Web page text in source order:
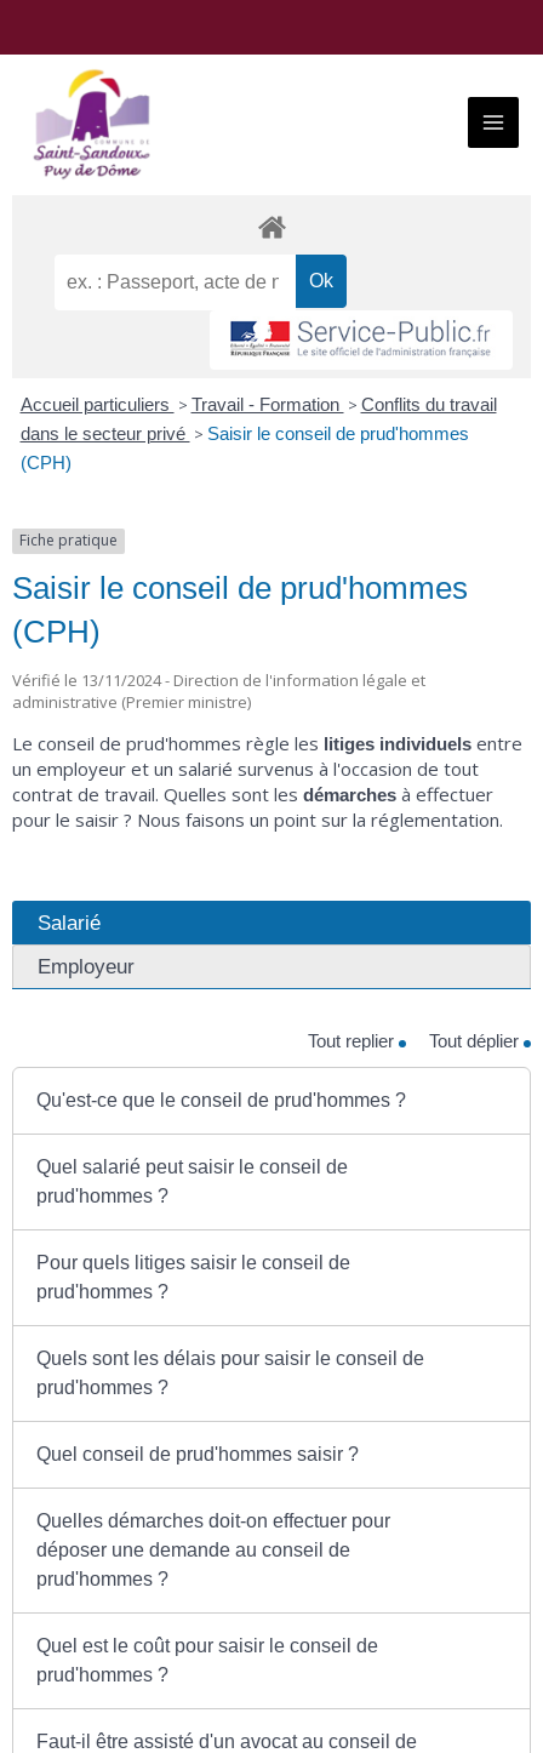
Menu
Accueil particuliers > Travail - Formation > Conflits du travail
dans le secteur privé > Saisir le conseil de prud'hommes
(CPH)
Fiche pratique
Saisir le conseil de prud'hommes
(CPH)
Vérifié le 13/11/2024 - Direction de l'information légale et
administrative (Premier ministre)
Le conseil de prud'hommes règle les litiges individuels entre
un employeur et un salarié survenus à l'occasion de tout
contrat de travail. Quelles sont les démarches à effectuer
pour le saisir ? Nous faisons un point sur la réglementation.
Salarié
Employeur
Tout replier Tout déplier
Qu'est-ce que le conseil de prud'hommes ?
Quel salarié peut saisir le conseil de
prud'hommes ?
Pour quels litiges saisir le conseil de
prud'hommes ?
Quels sont les délais pour saisir le conseil de
prud'hommes ?
Quel conseil de prud'hommes saisir ?
Quelles démarches doit-on effectuer pour
déposer une demande au conseil de
prud'hommes ?
Quel est le coût pour saisir le conseil de
prud'hommes ?
Faut-il être assisté d'un avocat au conseil de